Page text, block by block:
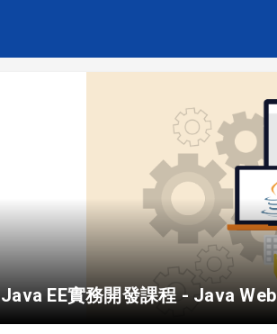
Java EE實務開發課程 - Java Web